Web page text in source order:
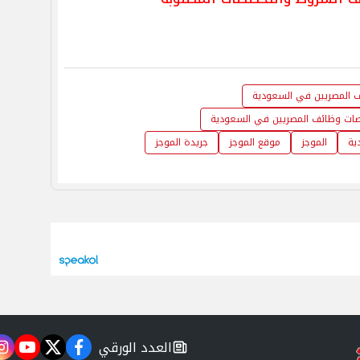
المصريين في السعودية
وظائف المصريين في السعودية
الموجز موقع الموجز جريدة الموجز
newspaper
العدد الورقي facebook
twitter